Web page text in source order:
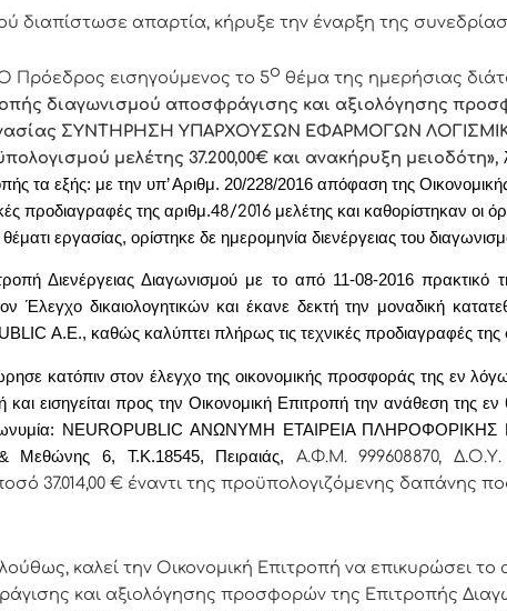
διαπίστωσε απαρτία, κήρυξε την έναρξη της
Πρόεδρος εισηγούμενος το 5ο θέμα της ημερήσιας
διαγωνισμού αποσφράγισης και αξιολόγησης
ΣΥΝΤΗΡΗΣΗ ΥΠΑΡΧΟΥΣΩΝ ΕΦΑΡΜΟΓΩΝ
μελέτης 37.200,00€ και ανακήρυξη μειοδότη»,
τα εξής: με την υπ’ Αριθμ. 20/228/2016 απόφαση της
προδιαγραφές της αριθμ.48/2016 μελέτης και καθορίστηκαν οι
εργασίας, ορίστηκε δε ημερομηνία διενέργειας του
Διενέργειας Διαγωνισμού με το από 11-08-2016 πρακτικό
Έλεγχο δικαιολογητικών και έκανε δεκτή την μοναδική
Α.Ε., καθώς καλύπτει πλήρως τις τεχνικές προδιαγραφές της
κατόπιν στον έλεγχο της οικονομικής προσφοράς της εν λόγω
και εισηγείται προς την Οικονομική Επιτροπή την ανάθεση της
NEUROPUBLICΑΝΩΝΥΜΗ ΕΤΑΙΡΕΙΑ ΠΛΗΡΟΦΟΡΙΚΗΣ
Μεθώνης 6, Τ.Κ.18545, Πειραιάς, Α.Φ.Μ. 999608870,
37.014,00 € έναντι της προϋπολογιζόμενης δαπάνης
καλεί την Οικονομική Επιτροπή να επικυρώσει το
και αξιολόγησης προσφορών της Επιτροπής